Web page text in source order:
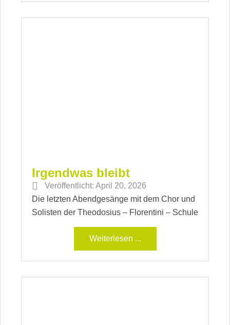
Irgendwas bleibt
Veröffentlicht: April 20, 2026
Die letzten Abendgesänge mit dem Chor und
Solisten der Theodosius – Florentini – Schule
Weiterlesen ...